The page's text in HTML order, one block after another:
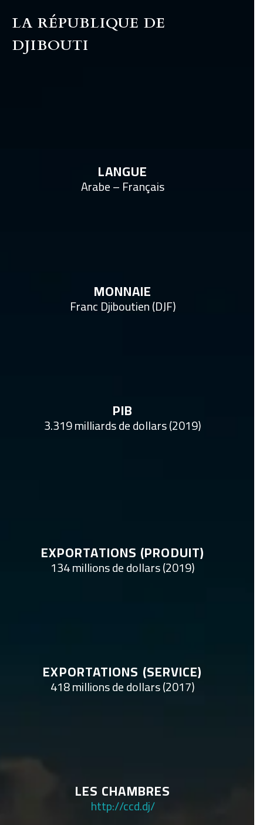
LA RÉPUBLIQUE DE
DJIBOUTI
LANGUE
Arabe – Français
MONNAIE
Franc Djiboutien (DJF)
PIB
3.319 milliards de dollars (2019)
EXPORTATIONS (PRODUIT)
134 millions de dollars (2019)
EXPORTATIONS (SERVICE)
418 millions de dollars (2017)
LES CHAMBRES
http://ccd.dj/